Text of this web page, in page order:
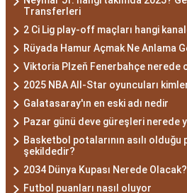
Transferleri
2 Ci Lig play-off maçları hangi
Rüyada Hamur Açmak Ne Anlama
Viktoria Plzeň Fenerbahçe nerede
2025 NBA All-Star oyuncuları
Galatasaray'ın en eski adı nedir
Pazar günü deve güreşleri nerede
Basketbol potalarının asılı
şekildedir?
2034 Dünya Kupası Nerede
Futbol puanları nasıl oluyor